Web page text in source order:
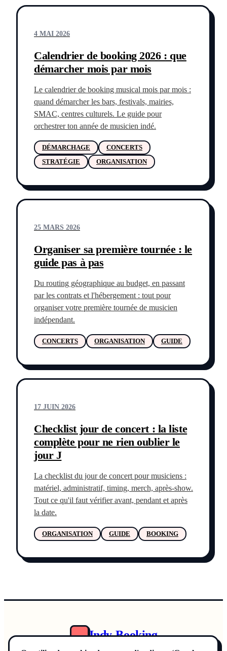
4 MAI 2026
Calendrier de booking 2026 : que
démarcher mois par mois
Le calendrier de booking musical mois par mois :
quand démarcher les bars, festivals, mairies,
SMAC, centres culturels. Le guide pour
orchestrer ton année de musicien indé.
DÉMARCHAGE
CONCERTS
STRATÉGIE
ORGANISATION
25 MARS 2026
Organiser sa première tournée : le
guide pas à pas
Du routing géographique au budget, en passant
par les contrats et l'hébergement : tout pour
organiser votre première tournée de musicien
indépendant.
CONCERTS ORGANISATION GUIDE
17 JUIN 2026
Checklist jour de concert : la liste
complète pour ne rien oublier le
jour J
La checklist du jour de concert pour musiciens :
matériel, administratif, timing, merch, après-show.
Tout ce qu'il faut vérifier avant, pendant et après
la date.
ORGANISATION GUIDE BOOKING
Indy-Booking
Annuaire